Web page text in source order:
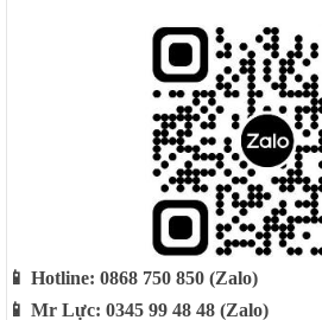
Folio 1040 G2
EliteBook Folio 1040 G2 là chiếc
ứng cho những doanh nhân hay
việc cao. EliteBook Folio 1040 G2
Intel Core i5-5300U, dung lượng
128GB khiến bạn có một không gian
game thoải mái, lưu trữ ấn tượng là
thể đem tới cho bạn khi sử dụng.
Laptop EliteBook Folio 1040 G2 được
Graphics 5500 cao cấp của mình, với
📱 Hotline: 0868 750 850 (Zalo)
📱 Mr Lực: 0345 99 48 48 (Zalo)